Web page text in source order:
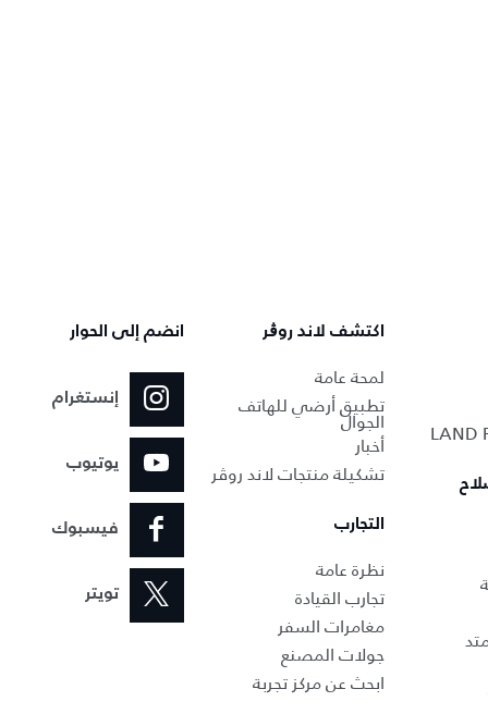
اكتشف لاند روڨر
لمحة عامة
تطبيق أرضي للهاتف
الجوال
أخبار
تشكيلة منتجات لاند روڤر
التجارب
نظرة عامة
تجارب القيادة
مغامرات السفر
جولات المصنع
ابحث عن مركز تجربة
انضم إلى الحوار
إنستغرام
يوتيوب
فيسبوك
تويتر